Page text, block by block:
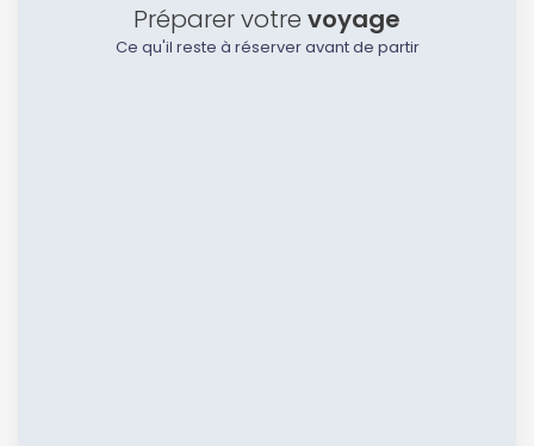
Préparer votre voyage
Ce qu'il reste à réserver avant de partir